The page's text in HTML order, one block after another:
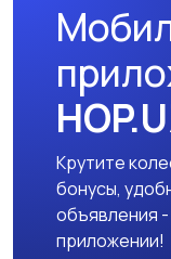
Крутите
бонусы,
объявления
приложении!